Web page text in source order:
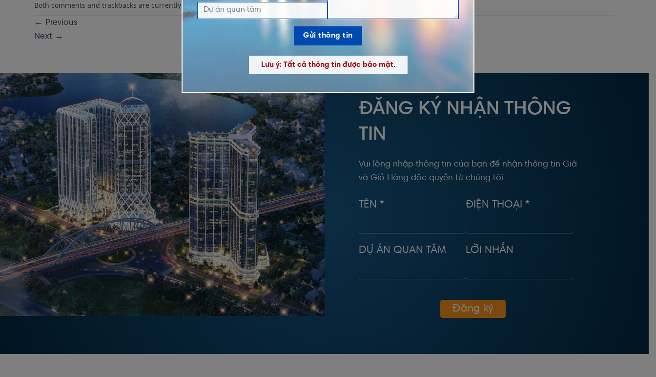
Both comments and trackbacks are currently closed.
← Previous
Next →
ĐĂNG KÝ NHẬN THÔNG
TIN
Vui lòng nhập thông tin của bạn để nhận thông tin Giá
và Giỏ Hàng độc quyền từ chúng tôi
TÊN * ĐIỆN THOẠI *
DỰ ÁN QUAN TÂM LỜI NHẮN
Lưu ý: Tất cả thông tin được bảo mật.